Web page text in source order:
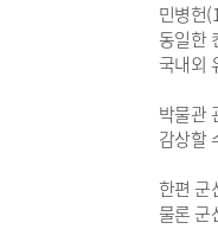
민병헌
동일한
국내외
박물관
감상할
한편 군
물론 군